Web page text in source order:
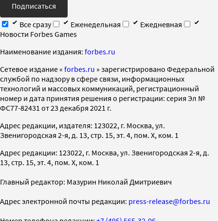
Подписаться
Все сразу
Еженедельная
Ежедневная
Новости Forbes Games
Наименование издания: forbes.ru
Cетевое издание « forbes.ru » зарегистрировано Федеральной
службой по надзору в сфере связи, информационных
технологий и массовых коммуникаций, регистрационный
номер и дата принятия решения о регистрации: серия Эл №
ФС77-82431 от 23 декабря 2021 г.
Адрес редакции, издателя: 123022, г. Москва, ул.
Звенигородская 2-я, д. 13, стр. 15, эт. 4, пом. X, ком. 1
Адрес редакции: 123022, г. Москва, ул. Звенигородская 2-я, д.
13, стр. 15, эт. 4, пом. X, ком. 1
Главный редактор: Мазурин Николай Дмитриевич
Адрес электронной почты редакции: press-release@forbes.ru